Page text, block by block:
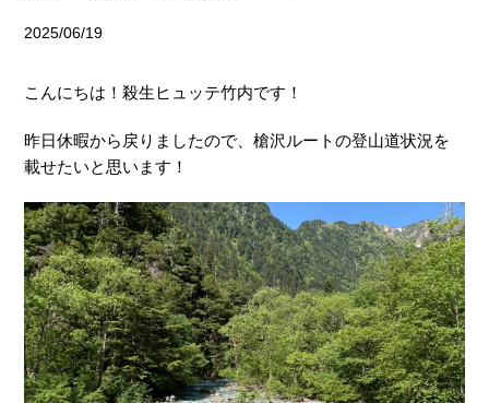
2025/06/19
こんにちは！殺生ヒュッテ竹内です！
昨日休暇から戻りましたので、槍沢ルートの登山道状況を
載せたいと思います！